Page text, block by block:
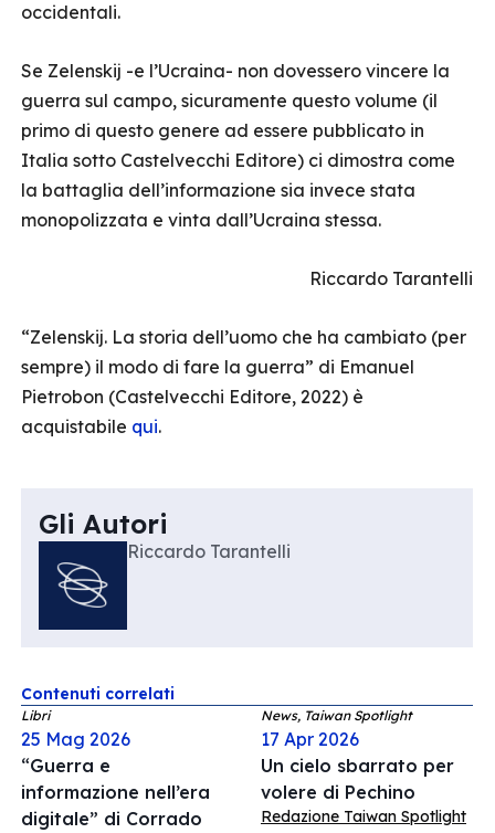
occidentali.
Se Zelenskij -e l’Ucraina- non dovessero vincere la
guerra sul campo, sicuramente questo volume (il
primo di questo genere ad essere pubblicato in
Italia sotto Castelvecchi Editore) ci dimostra come
la battaglia dell’informazione sia invece stata
monopolizzata e vinta dall’Ucraina stessa.
Riccardo Tarantelli
“Zelenskij. La storia dell’uomo che ha cambiato (per
sempre) il modo di fare la guerra” di Emanuel
Pietrobon (Castelvecchi Editore, 2022) è
acquistabile qui.
Gli Autori
Riccardo Tarantelli
Contenuti correlati
Libri
25 Mag 2026
“Guerra e
informazione nell’era
digitale” di Corrado
News, Taiwan Spotlight
17 Apr 2026
Un cielo sbarrato per
volere di Pechino
Redazione Taiwan Spotlight